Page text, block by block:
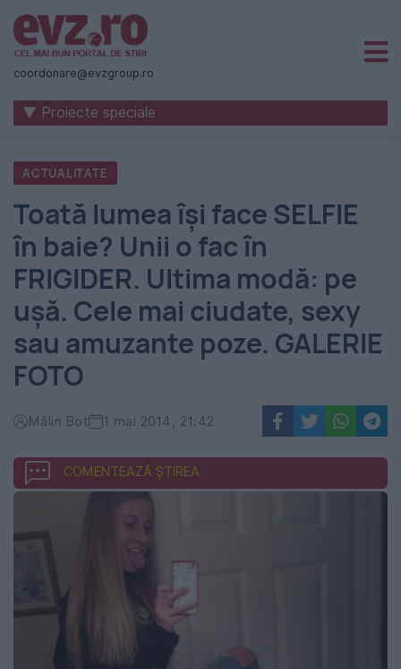
Știri
naționale
internaționale
România
Evenimentul
Zilei
coordonare@evzgroup.ro
▼ Proiecte speciale
ACTUALITATE
Toată lumea își face SELFIE
în baie? Unii o fac în
FRIGIDER. Ultima modă: pe
ușă. Cele mai ciudate, sexy
sau amuzante poze. GALERIE
FOTO
Mălin Bot 1 mai 2014, 21:42
COMENTEAZĂ ȘTIREA